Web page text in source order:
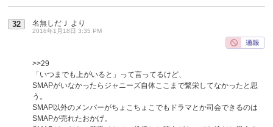
32 名無しだＪ より
2016年1月18日 3:35 PM
>>29
「いつまでも上がいると」って言ってるけど、
SMAPがいなかったらジャニーズ自体ここまで繁栄してなかったと思
う。
SMAP以外のメンバーがちょこちょこでもドラマとか司会できるのは
SMAPが売れたおかげ。